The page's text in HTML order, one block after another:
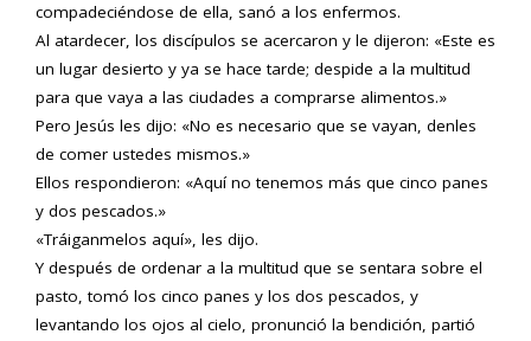
compadeciéndose de ella, sanó a los enfermos.
Al atardecer, los discípulos se acercaron y le dijeron: «Este es
un lugar desierto y ya se hace tarde; despide a la multitud
para que vaya a las ciudades a comprarse alimentos.»
Pero Jesús les dijo: «No es necesario que se vayan, denles
de comer ustedes mismos.»
Ellos respondieron: «Aquí no tenemos más que cinco panes
y dos pescados.»
«Tráiganmelos aquí», les dijo.
Y después de ordenar a la multitud que se sentara sobre el
pasto, tomó los cinco panes y los dos pescados, y
levantando los ojos al cielo, pronunció la bendición, partió